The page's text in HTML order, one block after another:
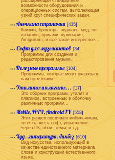
возможности оборудования и
операционных систем, выполняющая
узкий круг специфических задач.
Анечкина страничка [435]
Книжки, брошюры, журналы мод, по
вязанию, оригами, кулинария,
Amigurumi, и все такое интересное...
Софт для музыкантов [34]
Программы для создания и
редактирования музыки.
Полезные программы [104]
Программы, которые могут оказаться
вам полезными.
Утилиты и плагины... [17]
Это сборник программ, утилит и
плагинов, встроенных в оболочку
различных программ...
Mobile, IPTV, Android TV [558]
Этот раздел посвящён мобильникам,
то есть здесь софт, управление
через ПК, обои, темы, и т.д.
Худ. литература, Ликбез [610]
Вид искусства, использующий в
качестве единственного материала
слова и конструкции естественного
языка.